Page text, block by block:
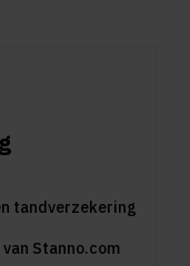
tandverzekering
Stanno.com